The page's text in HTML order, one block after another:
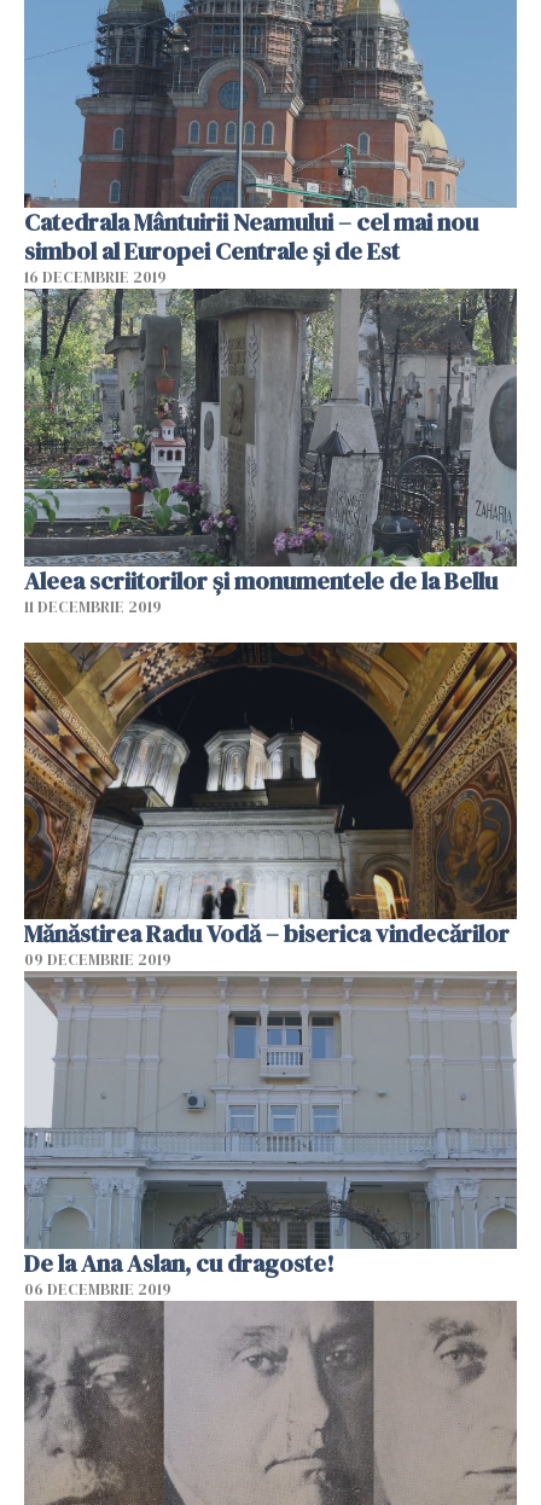
Catedrala Mântuirii Neamului – cel mai nou
simbol al Europei Centrale și de Est
16 DECEMBRIE 2019
Aleea scriitorilor și monumentele de la Bellu
11 DECEMBRIE 2019
Mănăstirea Radu Vodă – biserica vindecărilor
09 DECEMBRIE 2019
De la Ana Aslan, cu dragoste!
06 DECEMBRIE 2019